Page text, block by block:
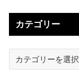
カテゴリー